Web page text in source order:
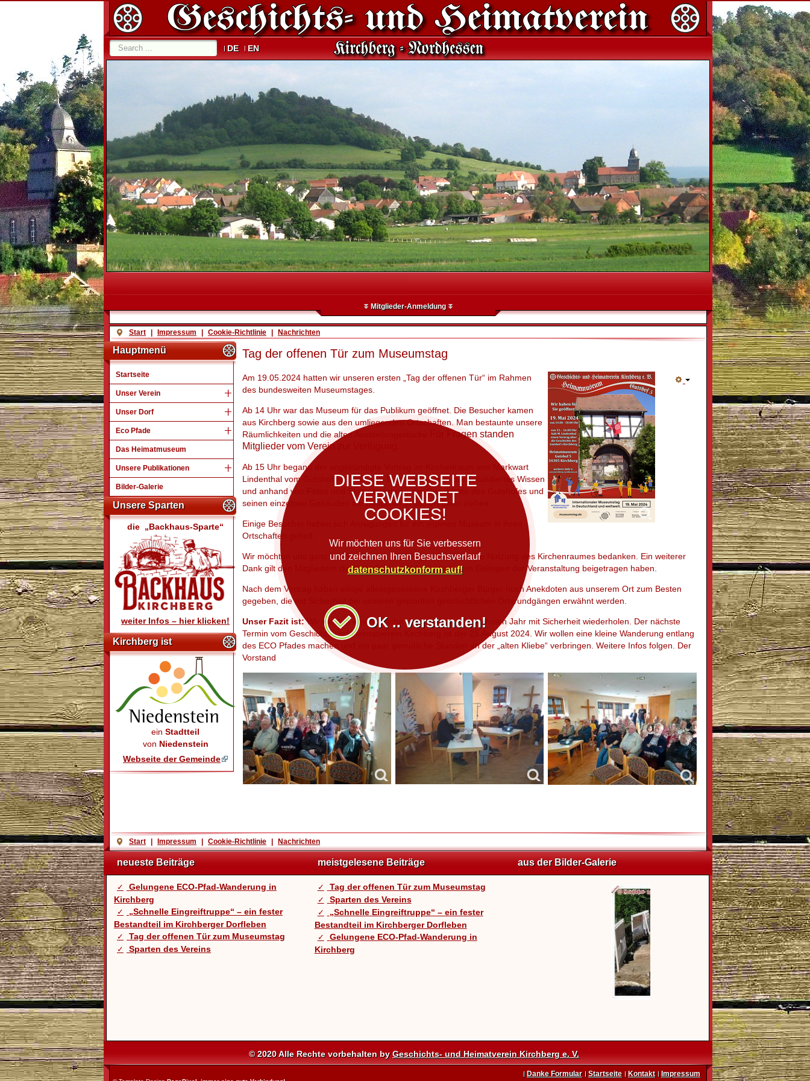
DE EN
Mitglieder-Anmeldung
Start Impressum Cookie-Richtlinie Nachrichten
Hauptmenü
Startseite
Unser Verein
Unser Dorf
Eco Pfade
Das Heimatmuseum
Unsere Publikationen
Bilder-Galerie
Unsere Sparten
die „Backhaus-Sparte“
weiter Infos – hier klicken!
Kirchberg ist
ein Stadtteil
von Niedenstein
Webseite der Gemeinde
Tag der offenen Tür zum Museumstag
Am 19.05.2024 hatten wir unseren ersten „Tag der offenen Tür“ im Rahmen
des bundesweiten Museumstages.
Ab 14 Uhr war das Museum für das Publikum geöffnet. Die Besucher kamen
aus Kirchberg sowie aus den umliegenden Ortschaften. Man bestaunte unsere
Räumlichkeiten und die alten Ausstellungsstücke.
Für Fragen standen
Mitglieder vom Verein zur Verfügung.
Ab 15 Uhr begann der angekündigte Vortrag im Kirchenraum von Markwart
Lindenthal vom Gutshof in Kirchberg. Markwart konnte durch fundiertes Wissen
und anhand von Fotos und Skizzen viel von der Geschichte des Gutshofes und
seinen einzelnen Gebäuden die Besucher in seinen Bann ziehen.
Einige Besucher haben sich Anregungen für ein eigenes Museum in ihren
Ortschaften geholt.
Wir möchten uns ganz herzlich bei der Kirchengemeinde für die Nutzung des Kirchenraumes bedanken. Ein weiterer
Dank gilt den Mitgliedern die beim Auf und Abbau sowie dem Gelingen der Veranstaltung beigetragen haben.
Nach dem Vortrag haben einige alteingesessene Kirchberger Bürger noch Anekdoten aus unserem Ort zum Besten
gegeben, die mit Sicherheit bei unseren geplanten geschichtlichen Ortsrundgängen erwähnt werden.
Unser Fazit ist:Wir werden eine ähnliche Veranstaltung im nächsten Jahr mit Sicherheit wiederholen. Der nächste
Termin vom Geschichts-und Heimatverein Kirchberg ist der 25.August 2024. Wir wollen eine kleine Wanderung entlang
des ECO Pfades machen und ein paar gemütliche Stunden an der „alten Kliebe“ verbringen. Weitere Infos folgen. Der
Vorstand
Start Impressum Cookie-Richtlinie Nachrichten
neueste Beiträge
Gelungene ECO-Pfad-Wanderung in
Kirchberg
„Schnelle Eingreiftruppe“ – ein fester
Bestandteil im Kirchberger Dorfleben
Tag der offenen Tür zum Museumstag
Sparten des Vereins
meistgelesene Beiträge
Tag der offenen Tür zum Museumstag
Sparten des Vereins
„Schnelle Eingreiftruppe“ – ein fester
Bestandteil im Kirchberger Dorfleben
Gelungene ECO-Pfad-Wanderung in
Kirchberg
aus der Bilder-Galerie
© 2020 Alle Rechte vorbehalten byGeschichts- und Heimatverein Kirchberg e. V.
Impressum
Kontakt
Startseite
Danke Formular
OK .. verstanden!
DIESE WEBSEITE
VERWENDET
COOKIES!
Wir möchten uns für Sie verbessern
und zeichnen Ihren Besuchsverlauf
datenschutzkonform auf!